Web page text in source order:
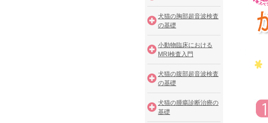
犬猫の胸部超音波検査
の基礎
小動物臨床における
MRI検査入門
犬猫の腹部超音波検査
の基礎
犬猫の腫瘍診断治療の
基礎